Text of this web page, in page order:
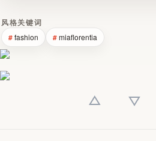
风格关键词
fashion miaflorentia